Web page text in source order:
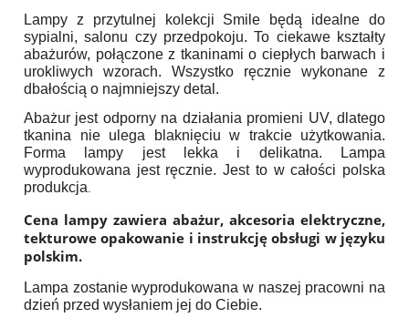
Lampy z przytulnej kolekcji Smile będą idealne do
sypialni, salonu czy przedpokoju. To ciekawe kształty
abażurów, połączone z tkaninami o ciepłych barwach i
urokliwych wzorach. Wszystko ręcznie wykonane z
dbałością o najmniejszy detal.
Abażur jest odporny na działania promieni UV, dlatego
tkanina nie ulega blaknięciu w trakcie użytkowania.
Forma lampy jest lekka i delikatna. Lampa
wyprodukowana jest ręcznie. Jest to w całości polska
produkcja.
Cena lampy zawiera abażur, akcesoria elektryczne,
tekturowe opakowanie i instrukcję obsługi w języku
polskim.
Lampa zostanie wyprodukowana w naszej pracowni na
dzień przed wysłaniem jej do Ciebie.